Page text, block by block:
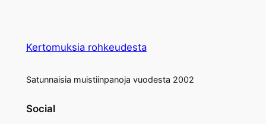
Kertomuksia rohkeudesta
Satunnaisia muistiinpanoja vuodesta 2002
Social